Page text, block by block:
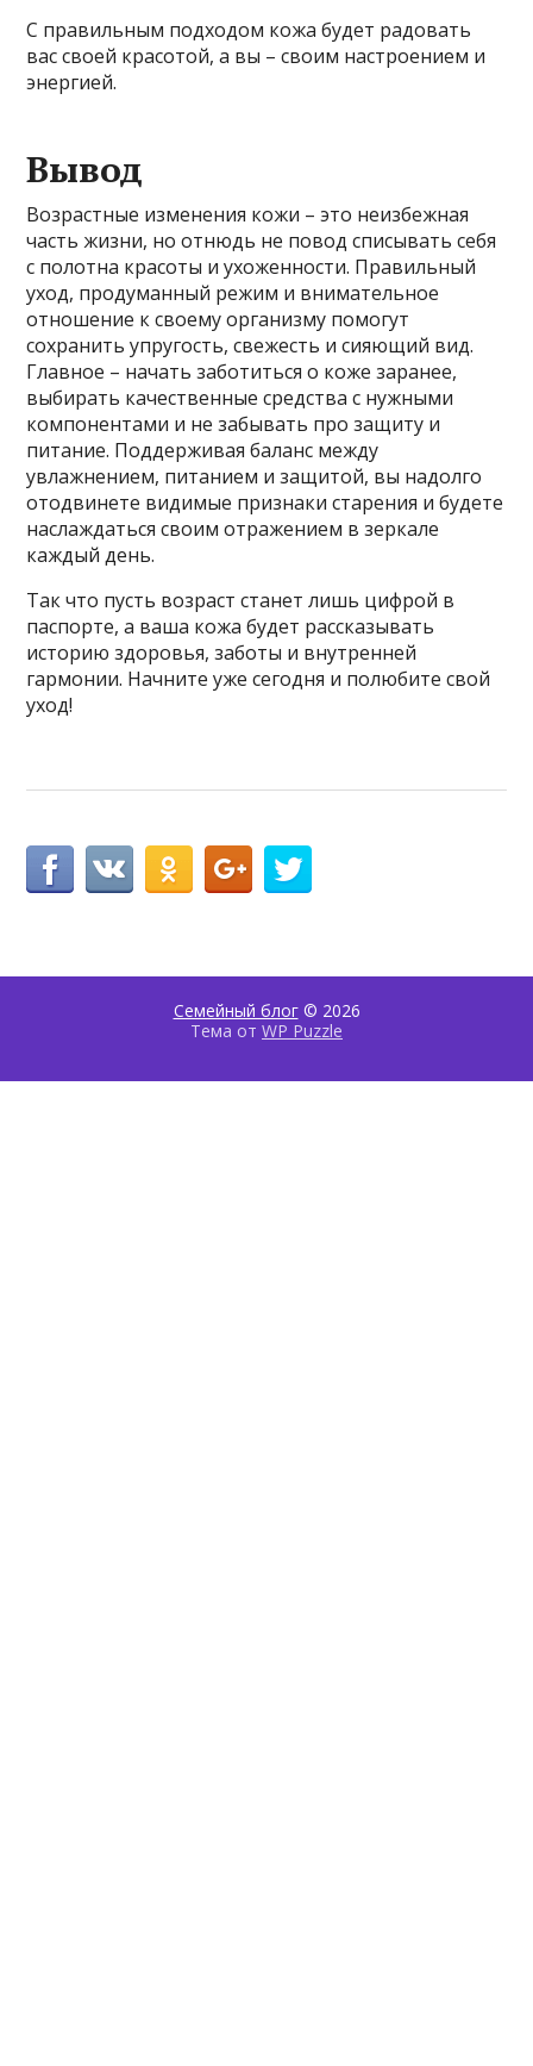
С правильным подходом кожа будет радовать
вас своей красотой, а вы – своим настроением и
энергией.
Вывод
Возрастные изменения кожи – это неизбежная
часть жизни, но отнюдь не повод списывать себя
с полотна красоты и ухоженности. Правильный
уход, продуманный режим и внимательное
отношение к своему организму помогут
сохранить упругость, свежесть и сияющий вид.
Главное – начать заботиться о коже заранее,
выбирать качественные средства с нужными
компонентами и не забывать про защиту и
питание. Поддерживая баланс между
увлажнением, питанием и защитой, вы надолго
отодвинете видимые признаки старения и будете
наслаждаться своим отражением в зеркале
каждый день.
Так что пусть возраст станет лишь цифрой в
паспорте, а ваша кожа будет рассказывать
историю здоровья, заботы и внутренней
гармонии. Начните уже сегодня и полюбите свой
уход!
Семейный блог© 2026
Тема от WP Puzzle